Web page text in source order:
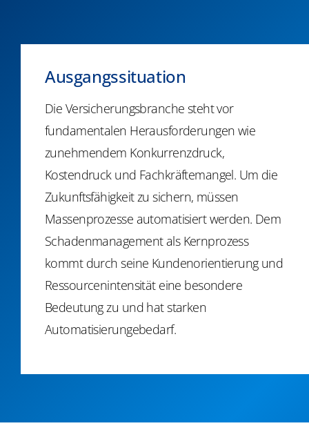
Ausgangssituation
Die Versicherungsbranche steht vor
fundamentalen Herausforderungen wie
zunehmendem Konkurrenzdruck,
Kostendruck und Fachkräftemangel. Um die
Zukunftsfähigkeit zu sichern, müssen
Massenprozesse automatisiert werden. Dem
Schadenmanagement als Kernprozess
kommt durch seine Kundenorientierung und
Ressourcenintensität eine besondere
Bedeutung zu und hat starken
Automatisierungebedarf.